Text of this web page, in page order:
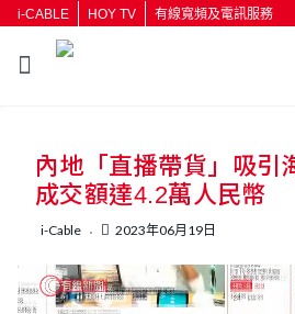
i-CABLE HOY TV 有線寬頻及電訊服務
按輸入鍵開始搜
內地「直播帶貨」吸
成交額達4.2萬人民幣
i-Cable 2023年06月19日